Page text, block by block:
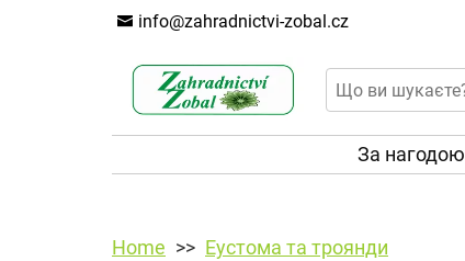
info@zahradnictvi-zobal.cz
За нагодою
Home Еустома та троянди